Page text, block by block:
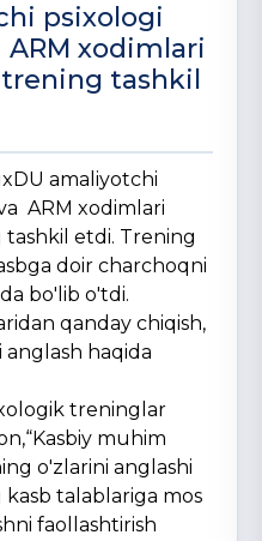
psixologi
xodimlari
tashkil
amaliyotchi
ARM xodimlari
etdi. Trening
doir charchoqni
bo'lib o'tdi.
qanday chiqish,
haqida
treninglar
muhim
o'zlarini anglashi
kasb talablariga mos
faollashtirish